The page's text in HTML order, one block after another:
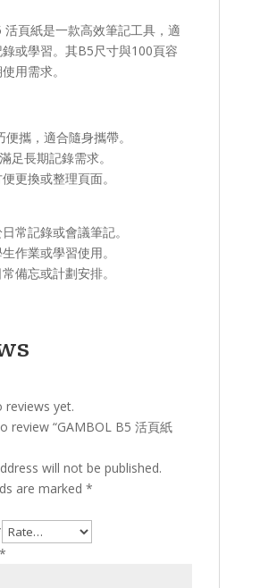
頁紙是一款高效筆記工具，適
或學習。其B5尺寸與100頁容
用需求。
攜，適合隨身攜帶。
足長期記錄需求。
更換或整理頁面。
常記錄或會議筆記。
作業或學習使用。
備忘或計劃安排。
reviews yet.
review “GAMBOL B5 活頁紙
will not be published.
are marked *
*